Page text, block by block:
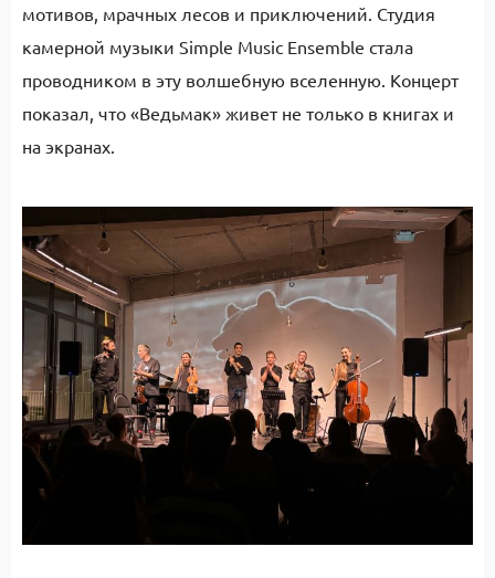
мотивов, мрачных лесов и приключений. Студия
камерной музыки Simple Music Ensemble стала
проводником в эту волшебную вселенную. Концерт
показал, что «Ведьмак» живет не только в книгах и
на экранах.